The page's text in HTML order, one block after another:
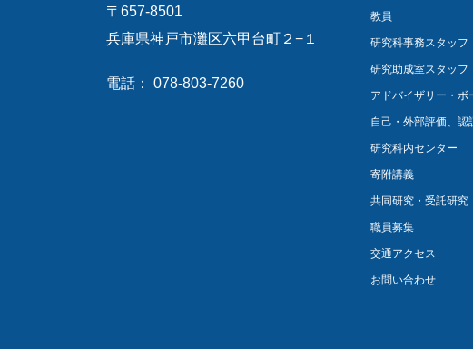
〒657-8501
兵庫県神戸市灘区六甲台町２−１
電話： 078-803-7260
教員
研究科事務スタッフ
研究助成室スタッフ
アドバイザリー・ボ
自己・外部評価、認
研究科内センター
寄附講義
共同研究・受託研究
職員募集
交通アクセス
お問い合わせ